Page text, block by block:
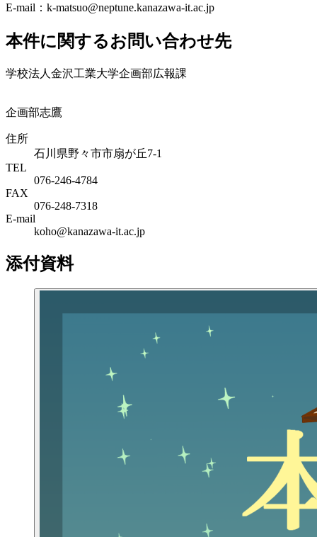
E-mail：k-matsuo@neptune.kanazawa-it.ac.jp
本件に関するお問い合わせ先
学校法人金沢工業大学企画部広報課
企画部志鷹
住所
石川県野々市市扇が丘7-1
TEL
076-246-4784
FAX
076-248-7318
E-mail
koho@kanazawa-it.ac.jp
添付資料